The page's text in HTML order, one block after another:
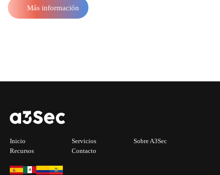
Más información
Inicio Servicios
Sobre A3Sec
Recursos
Contacto